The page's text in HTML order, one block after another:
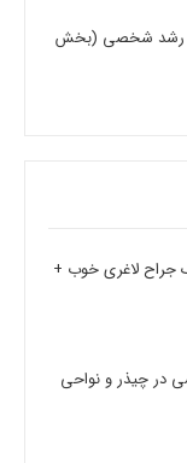
و رشد شخصی (بخش
(9 ویژگی یک جراح لاغری خوب +
در چیذر و نواحی